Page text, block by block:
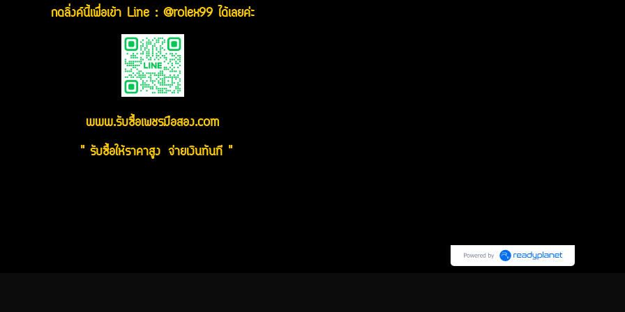
กดลิ่งค์นี้เพื่อเข้า Line : @rolex99 ได้เลยค่ะ
www.รับซื้อเพชรมือสอง.com
" รับซื้อให้ราคาสูง จ่ายเงินทันที "